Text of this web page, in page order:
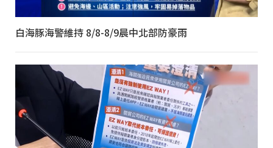
白海豚海警維持 8/8-8/9晨中北部防豪雨